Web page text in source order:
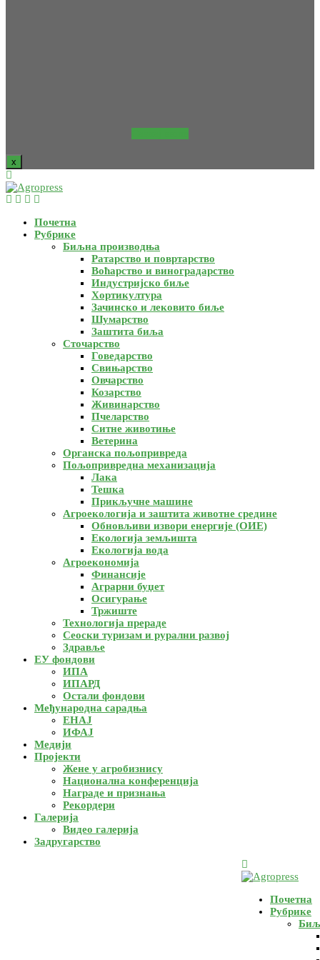
x
Почетна
Рубрике
Биљна производња
Ратарство и повртарство
Воћарство и виноградарство
Индустријско биље
Хортикултура
Зачинско и лековито биље
Шумарство
Заштита биља
Сточарство
Говедарство
Свињарство
Овчарство
Козарство
Живинарство
Пчеларство
Ситне животиње
Ветерина
Органска пољопривреда
Пољопривредна механизација
Лака
Тешка
Прикључне машине
Агроекологија и заштита животне средине
Обновљиви извори енергије (ОИЕ)
Екологија земљишта
Екологија вода
Агроекономија
Финансије
Аграрни буџет
Осигурање
Тржиште
Технологија прераде
Сеоски туризам и рурални развој
Здравље
ЕУ фондови
ИПА
ИПАРД
Остали фондови
Међународна сарадња
ЕНАЈ
ИФАЈ
Медији
Пројекти
Жене у агробизнису
Национална конференција
Награде и признања
Рекордери
Галерија
Видео галерија
Задругарство
Почетна
Рубрике